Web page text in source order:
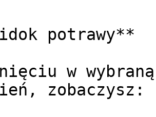
potrawy**
w wybraną
zobaczysz: